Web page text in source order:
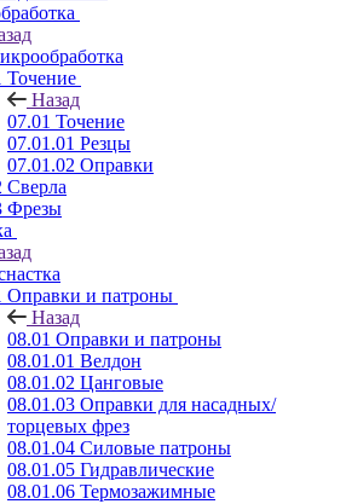
Точение
Назад
07.01 Точение
07.01.01 Резцы
07.01.02 Оправки
Сверла
Фрезы
Оправки и патроны
Назад
08.01 Оправки и патроны
08.01.01 Велдон
08.01.02 Цанговые
08.01.03 Оправки для насадных/
торцевых фрез
08.01.04 Силовые патроны
08.01.05 Гидравлические
08.01.06 Термозажимные